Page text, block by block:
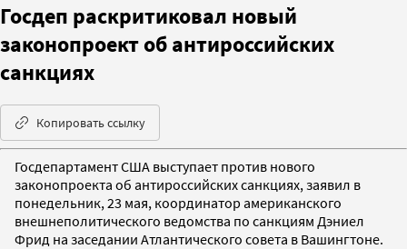
Госдеп раскритиковал новый
законопроект об антироссийских
санкциях
Копировать ссылку
Госдепартамент США выступает против нового
законопроекта об антироссийских санкциях, заявил в
понедельник, 23 мая, координатор американского
внешнеполитического ведомства по санкциям Дэниел
Фрид на заседании Атлантического совета в Вашингтоне.